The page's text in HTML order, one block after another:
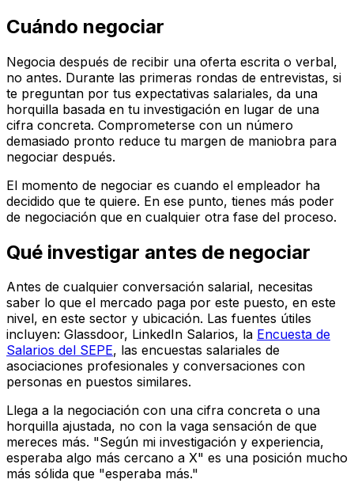
Cuándo negociar
Negocia después de recibir una oferta escrita o verbal,
no antes. Durante las primeras rondas de entrevistas, si
te preguntan por tus expectativas salariales, da una
horquilla basada en tu investigación en lugar de una
cifra concreta. Comprometerse con un número
demasiado pronto reduce tu margen de maniobra para
negociar después.
El momento de negociar es cuando el empleador ha
decidido que te quiere. En ese punto, tienes más poder
de negociación que en cualquier otra fase del proceso.
Qué investigar antes de negociar
Antes de cualquier conversación salarial, necesitas
saber lo que el mercado paga por este puesto, en este
nivel, en este sector y ubicación. Las fuentes útiles
incluyen: Glassdoor, LinkedIn Salarios, la Encuesta de
Salarios del SEPE, las encuestas salariales de
asociaciones profesionales y conversaciones con
personas en puestos similares.
Llega a la negociación con una cifra concreta o una
horquilla ajustada, no con la vaga sensación de que
mereces más. "Según mi investigación y experiencia,
esperaba algo más cercano a X" es una posición mucho
más sólida que "esperaba más."